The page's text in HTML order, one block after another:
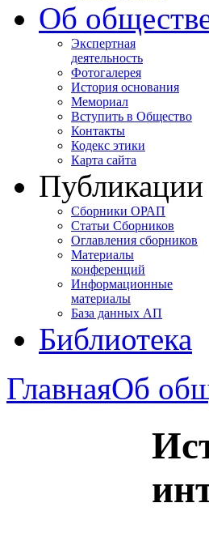
Об
Экспертная
деятельность
Фотогалерея
История основания
Мемориал
Вступить в Общество
Контакты
Кодекс этики
Карта сайта
Публикации
Сборники ОРАП
Статьи Сборников
Оглавления сборников
Материалы
конференций
Информационные
материалы
База данных АП
Библиотека
ГлавнаяОб